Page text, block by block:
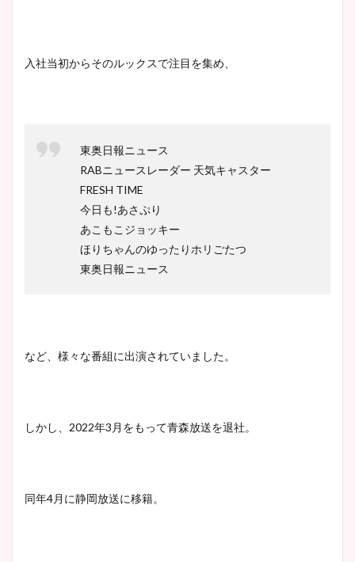
入社当初からそのルックスで注目を集め、
東奥日報ニュース
RABニュースレーダー 天気キャスター
FRESH TIME
今日も!あさぷり
あこもこジョッキー
ほりちゃんのゆったりホリごたつ
東奥日報ニュース
など、様々な番組に出演されていました。
しかし、2022年3月をもって青森放送を退社。
同年4月に静岡放送に移籍。